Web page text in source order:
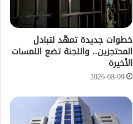
خطوات جديدة تمهّد لتبادل
المحتجزين.. واللجنة تضع اللمسات
الأخيرة
2026-08-09